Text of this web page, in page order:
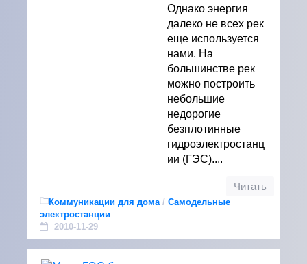
Однако энергия
далеко не всех рек
еще используется
нами. На
большинстве рек
можно построить
небольшие
недорогие
безплотинные
гидроэлектростанц
ии (ГЭС)....
Читать
Коммуникации для дома/ Самодельные
электростанции
2010-11-29